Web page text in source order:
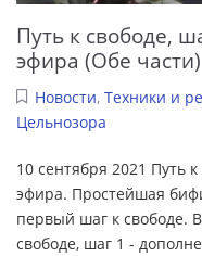
Путь к свободе,
эфира (Обе части)
Новости, Техники и
Цельнозора
10 сентября 2021 Путь
эфира. Простейшая
первый шаг к свободе.
свободе, шаг 1 -